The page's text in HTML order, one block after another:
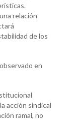
relación
de los
en
acción sindical
ramal, no